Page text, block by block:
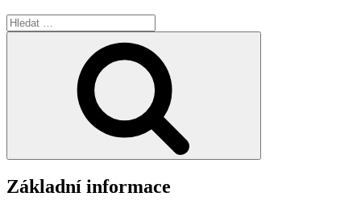
Hledat:
Základní informace